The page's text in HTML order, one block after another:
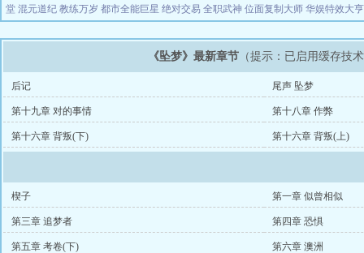
堂 混元道纪 教练万岁 都市全能巨星 绝对交易 全职武神 位面复制大师 华娱特效大亨
《坠梦》最新章节 （提示：已启用缓存技
后记 尾声 坠梦
第十九章 对的事情 第十八章 作弊
第十六章 背叛(下) 第十六章 背叛(上)
楔子 第一章 似曾相似
第三章 追梦者 第四章 恐惧
第五章 考卷(下) 第六章 澳洲